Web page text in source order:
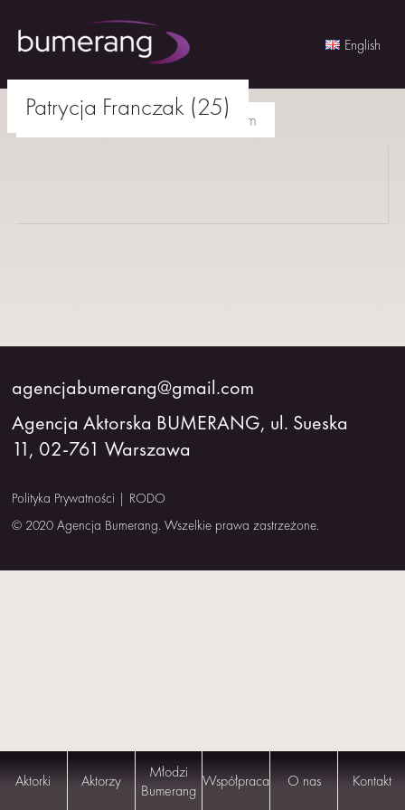
AKTORKI
WSPÓŁPRACA
O
NAS
Aktorki Aktorzy
Młodzi
Bumerang Współpraca O nas Kontakt
English
content
agencjabumerang@gmail.com
Patrycja Franczak (25)
agencjabumerang@gmail.com
Agencja Aktorska BUMERANG, ul. Sueska
11, 02-761 Warszawa
Polityka Prywatności | RODO
© 2020 Agencja Bumerang. Wszelkie prawa zastrzeżone.